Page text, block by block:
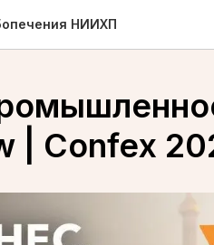
НИИХП
| Confex